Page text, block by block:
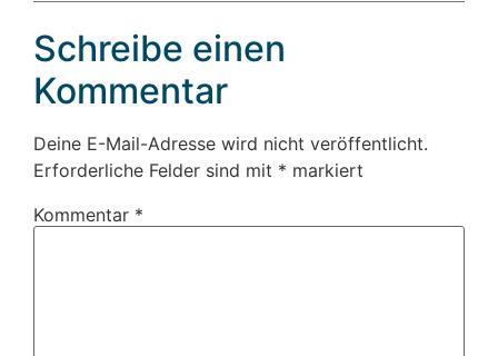
Schreibe einen
Kommentar
Deine E-Mail-Adresse wird nicht veröffentlicht.
Erforderliche Felder sind mit * markiert
Kommentar *